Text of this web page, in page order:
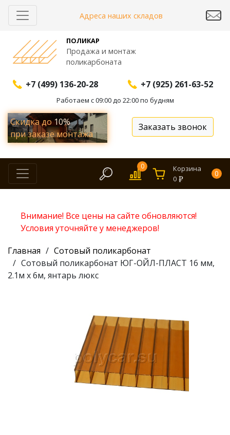
Адреса наших складов
ПОЛИКАР
Продажа и монтаж
поликарбоната
+7 (499) 136-20-28 +7 (925) 261-63-52
Работаем с 09:00 до 22:00 по будням
Скидка до10%
при заказе монтажа
Заказать звонок
0
Корзина
0
0
Внимание! Все цены на сайте обновляются!
Условия уточняйте у менеджеров!
Главная
Сотовый поликарбонат
Сотовый поликарбонат ЮГ-ОЙЛ-ПЛАСТ 16 мм,
2.1м х 6м, янтарь люкс